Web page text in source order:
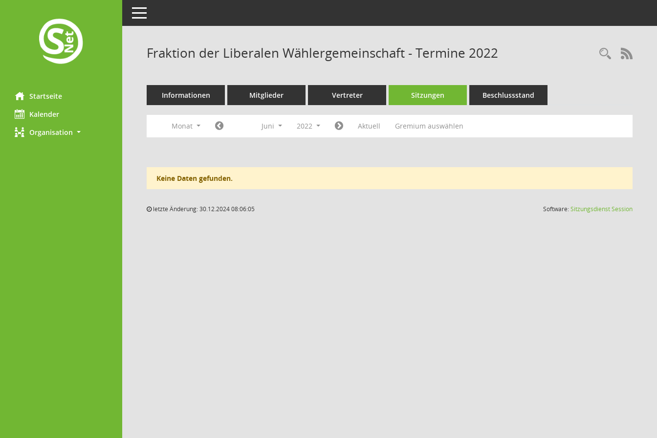
Startseite
Kalender
Organisation
Toggle navigation
Fraktion der Liberalen Wählergemeinschaft - Termine 2022
Informationen Mitglieder Vertreter Sitzungen Beschlussstand
Monat Juni 2022 Aktuell Gremium auswählen
Keine Daten gefunden.
letzte Änderung: 30.12.2024 08:06:05 Software:SitzungsdienstSession(Wird in